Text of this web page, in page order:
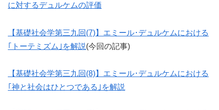
に対するデュルケムの評価
【基礎社会学第三九回(7)】エミール･デュルケムにおける
｢トーテミズム｣を解説(今回の記事)
【基礎社会学第三九回(8)】エミール･デュルケムにおける
｢神と社会はひとつである｣を解説